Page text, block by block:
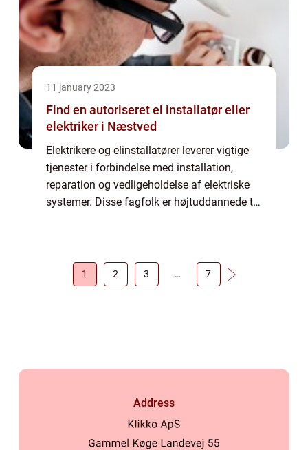
11 january 2023
Find en autoriseret el installatør eller
elektriker i Næstved
Elektrikere og elinstallatører leverer vigtige
tjenester i forbindelse med installation,
reparation og vedligeholdelse af elektriske
systemer. Disse fagfolk er højtuddannede til
1 2 3 … 7
Address